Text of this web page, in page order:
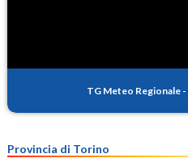
TG Meteo Regionale -
Provincia di Torino